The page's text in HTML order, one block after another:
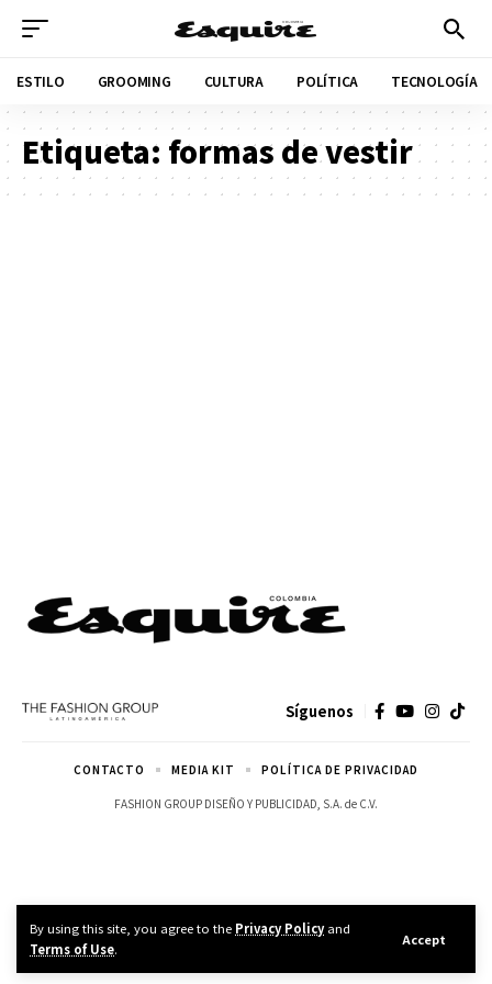
By using this site, you agree to the Privacy Policyand
Terms of Use.
Accept
ESTILO GROOMING CULTURA POLÍTICA TECNOLOGÍA
Etiqueta: formas de vestir
Síguenos
FASHION GROUP DISEÑO Y PUBLICIDAD, S.A. de C.V.
CONTACTO MEDIA KIT POLÍTICA DE PRIVACIDAD